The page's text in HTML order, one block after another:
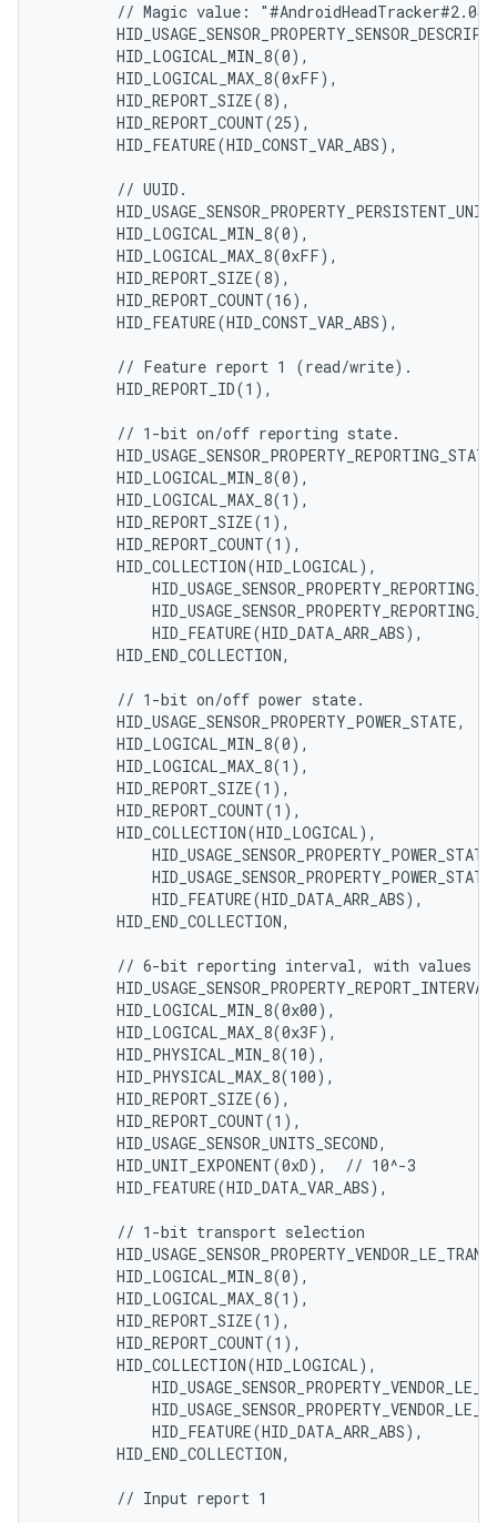
// Magic value:
        HID_LOGICAL_MIN_8(0),
        HID_LOGICAL_MAX_8(0xFF),
        HID_REPORT_SIZE(8),
        HID_REPORT_COUNT(25),
        HID_FEATURE(HID_CONST_VAR_ABS),
        // UUID.
        HID_LOGICAL_MIN_8(0),
        HID_LOGICAL_MAX_8(0xFF),
        HID_REPORT_SIZE(8),
        HID_REPORT_COUNT(16),
        HID_FEATURE(HID_CONST_VAR_ABS),
        // Feature report 1 (read/write).
        HID_REPORT_ID(1),
        // 1-bit on/off reporting state.
        HID_LOGICAL_MIN_8(0),
        HID_LOGICAL_MAX_8(1),
        HID_REPORT_SIZE(1),
        HID_REPORT_COUNT(1),
        HID_COLLECTION(HID_LOGICAL),
            HID_FEATURE(HID_DATA_ARR_ABS),
        HID_END_COLLECTION,
        // 1-bit on/off power state.
        HID_USAGE_SENSOR_PROPERTY_POWER_STATE,
        HID_LOGICAL_MIN_8(0),
        HID_LOGICAL_MAX_8(1),
        HID_REPORT_SIZE(1),
        HID_REPORT_COUNT(1),
        HID_COLLECTION(HID_LOGICAL),
            HID_FEATURE(HID_DATA_ARR_ABS),
        HID_END_COLLECTION,
// 6-bit reporting interval, with values
        HID_LOGICAL_MIN_8(0x00),
        HID_LOGICAL_MAX_8(0x3F),
        HID_PHYSICAL_MIN_8(10),
        HID_PHYSICAL_MAX_8(100),
        HID_REPORT_SIZE(6),
        HID_REPORT_COUNT(1),
        HID_USAGE_SENSOR_UNITS_SECOND,
        HID_UNIT_EXPONENT(0xD),  // 10^-3
        HID_FEATURE(HID_DATA_VAR_ABS),
        // 1-bit transport selection
        HID_LOGICAL_MIN_8(0),
        HID_LOGICAL_MAX_8(1),
        HID_REPORT_SIZE(1),
        HID_REPORT_COUNT(1),
        HID_COLLECTION(HID_LOGICAL),
            HID_FEATURE(HID_DATA_ARR_ABS),
        HID_END_COLLECTION,
        // Input report 1